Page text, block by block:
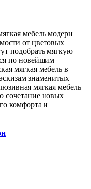
мебель модерн
от цветовых
подобрать мягкую
по новейшим
мягкая мебель в
знаменитых
мягкая мебель
сочетание новых
комфорта и